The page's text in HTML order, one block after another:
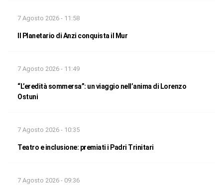
7 Agosto 2026 - 11:58
Il Planetario di Anzi conquista il Mur
7 Agosto 2026 - 11:49
“L’eredità sommersa”: un viaggio nell’anima di Lorenzo
Ostuni
7 Agosto 2026 - 10:35
Teatro e inclusione: premiati i Padri Trinitari
7 Agosto 2026 - 09:36